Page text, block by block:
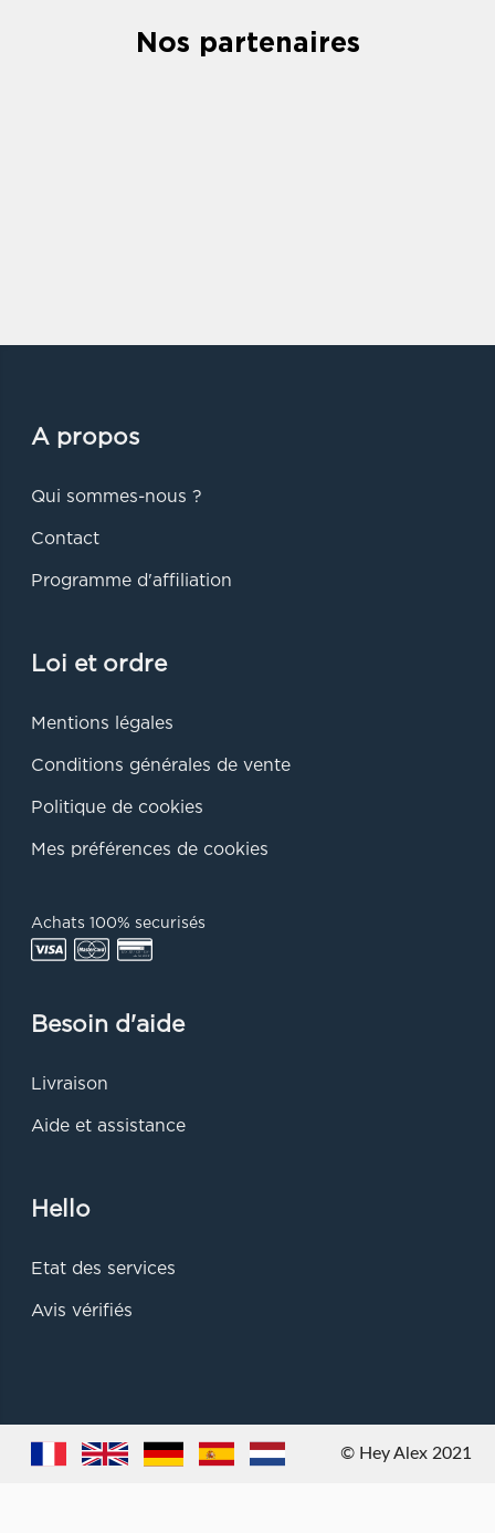
Nos partenaires
A propos
Qui sommes-nous ?
Contact
Programme d'affiliation
Loi et ordre
Mentions légales
Conditions générales de vente
Politique de cookies
Mes préférences de cookies
Achats 100% securisés
Besoin d'aide
Livraison
Aide et assistance
Hello
Etat des services
Avis vérifiés
© Hey Alex 2021